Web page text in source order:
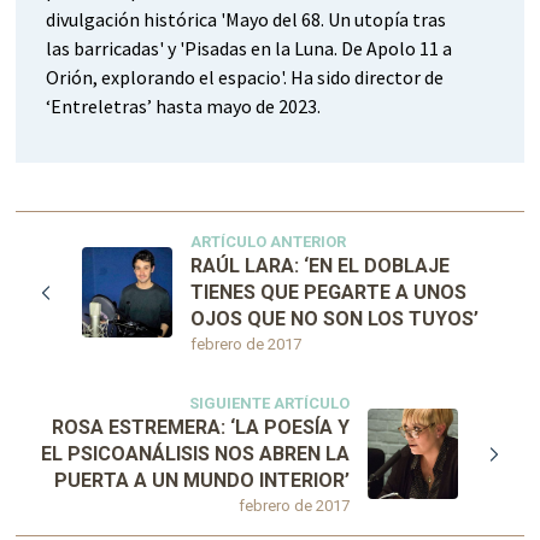
divulgación histórica 'Mayo del 68. Un utopía tras
las barricadas' y 'Pisadas en la Luna. De Apolo 11 a
Orión, explorando el espacio'. Ha sido director de
‘Entreletras’ hasta mayo de 2023.
ARTÍCULO ANTERIOR
febrero de 2017
RAÚL LARA: ‘EN EL DOBLAJE
TIENES QUE PEGARTE A UNOS
OJOS QUE NO SON LOS TUYOS’
SIGUIENTE ARTÍCULO
febrero de 2017
ROSA ESTREMERA: ‘LA POESÍA Y
EL PSICOANÁLISIS NOS ABREN LA
PUERTA A UN MUNDO INTERIOR’